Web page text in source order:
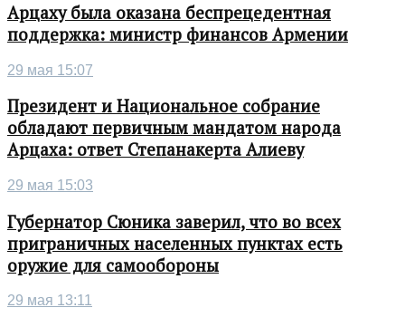
Арцаху была оказана беспрецедентная
поддержка: министр финансов Армении
29 мая 15:07
Президент и Национальное собрание
обладают первичным мандатом народа
Арцаха: ответ Степанакерта Алиеву
29 мая 15:03
Губернатор Сюника заверил, что во всех
приграничных населенных пунктах есть
оружие для самообороны
29 мая 13:11